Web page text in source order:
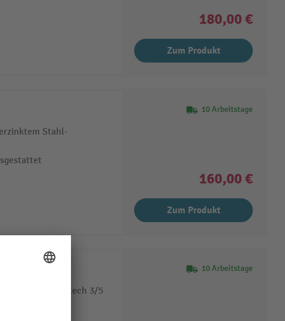
180,00 €
Zum Produkt
Stahl-
10 Arbeitstage
160,00 €
Zum Produkt
Stahlblech 3/5
10 Arbeitstage